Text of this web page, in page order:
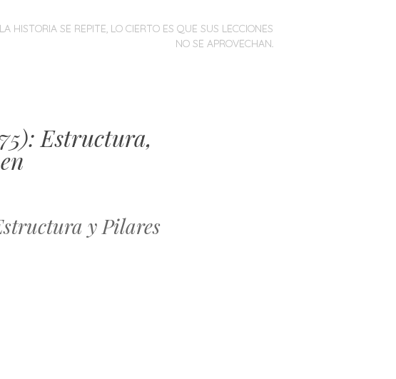
HISTORIA SE REPITE, LO CIERTO ES QUE SUS LECCIONES
NO SE APROVECHAN.
Estructura,
y Pilares